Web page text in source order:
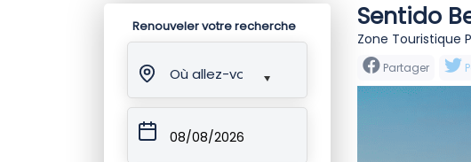
Renouveler votre recherche
Où allez-vous ?
08/08/2026
Sentido
Zone Touristique
Partager